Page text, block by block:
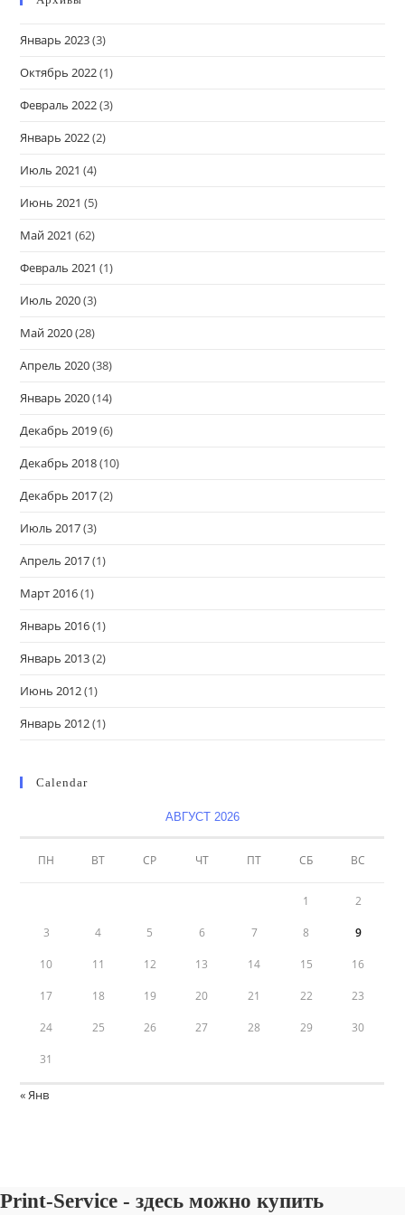
Январь 2023(3)
Октябрь 2022(1)
Февраль 2022(3)
Январь 2022(2)
Июль 2021 (4)
Июнь 2021 (5)
Май 2021 (62)
Февраль 2021 (1)
Июль 2020(3)
Май 2020(28)
Апрель 2020(38)
Январь 2020(14)
Декабрь 2019(6)
Декабрь 2018(10)
Декабрь 2017(2)
Июль 2017(3)
Апрель 2017(1)
Март 2016(1)
Январь 2016(1)
Январь 2013(2)
Июнь 2012(1)
Январь 2012(1)
Calendar
АВГУСТ 2026
ПН ВТ СР ЧТ ПТ СБ ВС
1 2
3 4 5 6 7 8 9
10 11 12 13 14 15 16
17 18 19 20 21 22 23
24 25 26 27 28 29 30
31
« Янв
Print-Service - здесь можно купить